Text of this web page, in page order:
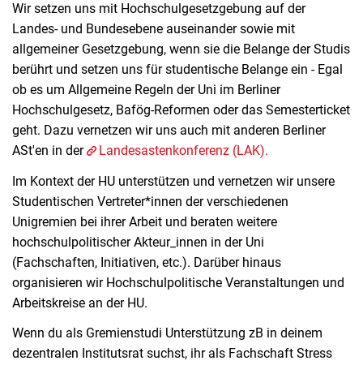
Wir setzen uns mit Hochschulgesetzgebung auf der
Landes- und Bundesebene auseinander sowie mit
allgemeiner Gesetzgebung, wenn sie die Belange der Studis
berührt und setzen uns für studentische Belange ein - Egal
ob es um Allgemeine Regeln der Uni im Berliner
Hochschulgesetz, Bafög-Reformen oder das Semesterticket
geht. Dazu vernetzen wir uns auch mit anderen Berliner
ASt'en in der
Landesastenkonferenz (LAK).
Im Kontext der HU unterstützen und vernetzen wir unsere
Studentischen Vertreter*innen der verschiedenen
Unigremien bei ihrer Arbeit und beraten weitere
hochschulpolitischer Akteur_innen in der Uni
(Fachschaften, Initiativen, etc.). Darüber hinaus
organisieren wir Hochschulpolitische Veranstaltungen und
Arbeitskreise an der HU.
Wenn du als Gremienstudi Unterstützung zB in deinem
dezentralen Institutsrat suchst, ihr als Fachschaft Stress